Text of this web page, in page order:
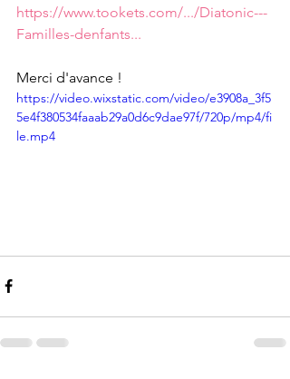
https://www.tookets.com/.../Diatonic---
Familles-denfants...
Merci d'avance !
https://video.wixstatic.com/video/e3908a_3f5
5e4f380534faaab29a0d6c9dae97f/720p/mp4/fi
le.mp4